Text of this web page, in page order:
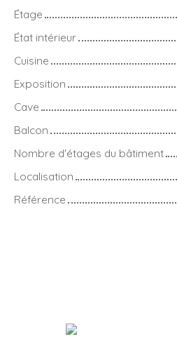
Étage
État intérieur
Cuisine
Exposition
Cave
Balcon
Nombre d'étages du bâtiment
Localisation
Référence